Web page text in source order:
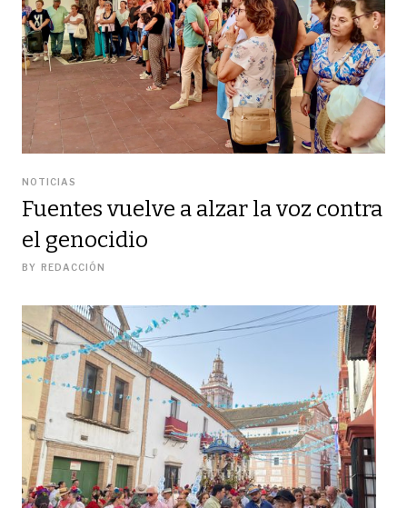
NOTICIAS
Fuentes vuelve a alzar la voz contra
el genocidio
BY REDACCIÓN